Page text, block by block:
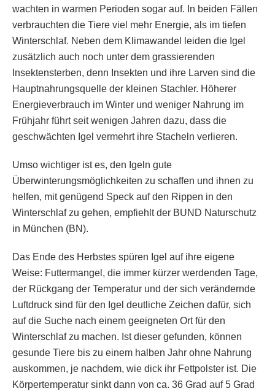
wachten in warmen Perioden sogar auf. In beiden Fällen
verbrauchten die Tiere viel mehr Energie, als im tiefen
Winterschlaf. Neben dem Klimawandel leiden die Igel
zusätzlich auch noch unter dem grassierenden
Insektensterben, denn Insekten und ihre Larven sind die
Hauptnahrungsquelle der kleinen Stachler. Höherer
Energieverbrauch im Winter und weniger Nahrung im
Frühjahr führt seit wenigen Jahren dazu, dass die
geschwächten Igel vermehrt ihre Stacheln verlieren.
Umso wichtiger ist es, den Igeln gute
Überwinterungsmöglichkeiten zu schaffen und ihnen zu
helfen, mit genügend Speck auf den Rippen in den
Winterschlaf zu gehen, empfiehlt der BUND Naturschutz
in München (BN).
Das Ende des Herbstes spüren Igel auf ihre eigene
Weise: Futtermangel, die immer kürzer werdenden Tage,
der Rückgang der Temperatur und der sich verändernde
Luftdruck sind für den Igel deutliche Zeichen dafür, sich
auf die Suche nach einem geeigneten Ort für den
Winterschlaf zu machen. Ist dieser gefunden, können
gesunde Tiere bis zu einem halben Jahr ohne Nahrung
auskommen, je nachdem, wie dick ihr Fettpolster ist. Die
Körpertemperatur sinkt dann von ca. 36 Grad auf 5 Grad